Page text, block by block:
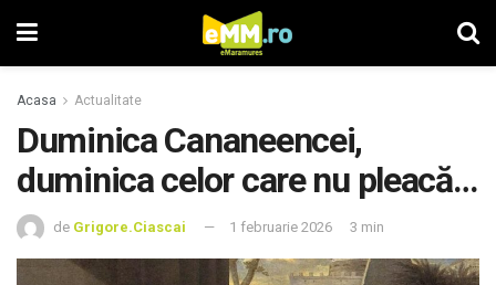
Acasa Actualitate
Duminica Cananeencei,
duminica celor care nu pleacă…
de Grigore.Ciascai 1 februarie 2026 3 min